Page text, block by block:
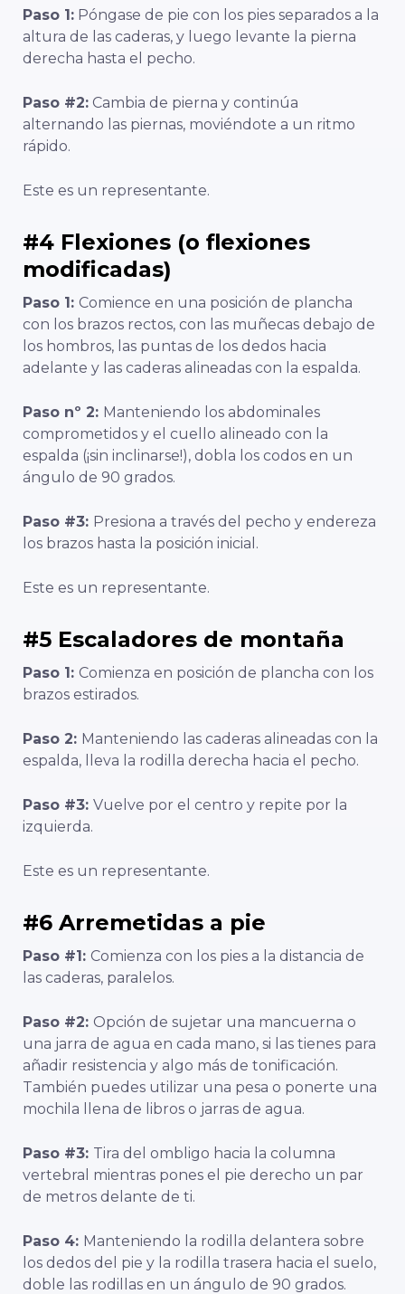
Paso 1: Póngase de pie con los pies separados a la
altura de las caderas, y luego levante la pierna
derecha hasta el pecho.
Paso #2: Cambia de pierna y continúa
alternando las piernas, moviéndote a un ritmo
rápido.
Este es un representante.
#4 Flexiones (o flexiones
modificadas)
Paso 1: Comience en una posición de plancha
con los brazos rectos, con las muñecas debajo de
los hombros, las puntas de los dedos hacia
adelante y las caderas alineadas con la espalda.
Paso nº 2: Manteniendo los abdominales
comprometidos y el cuello alineado con la
espalda (¡sin inclinarse!), dobla los codos en un
ángulo de 90 grados.
Paso #3: Presiona a través del pecho y endereza
los brazos hasta la posición inicial.
Este es un representante.
#5 Escaladores de montaña
Paso 1: Comienza en posición de plancha con los
brazos estirados.
Paso 2: Manteniendo las caderas alineadas con la
espalda, lleva la rodilla derecha hacia el pecho.
Paso #3: Vuelve por el centro y repite por la
izquierda.
Este es un representante.
#6 Arremetidas a pie
Paso #1: Comienza con los pies a la distancia de
las caderas, paralelos.
Paso #2: Opción de sujetar una mancuerna o
una jarra de agua en cada mano, si las tienes para
añadir resistencia y algo más de tonificación.
También puedes utilizar una pesa o ponerte una
mochila llena de libros o jarras de agua.
Paso #3: Tira del ombligo hacia la columna
vertebral mientras pones el pie derecho un par
de metros delante de ti.
Paso 4: Manteniendo la rodilla delantera sobre
los dedos del pie y la rodilla trasera hacia el suelo,
doble las rodillas en un ángulo de 90 grados.